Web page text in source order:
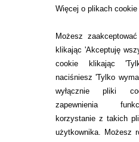
Więcej o plikach cookie
Możesz
klikając 'Akceptuję
cookie klikając
naciśniesz 'Tylko
wyłącznie pliki
zapewnienia
korzystanie z takich
użytkownika. Możesz
KONTAKT
TEL.
22 113 44 43
E-MAIL.
ZMIEŃ